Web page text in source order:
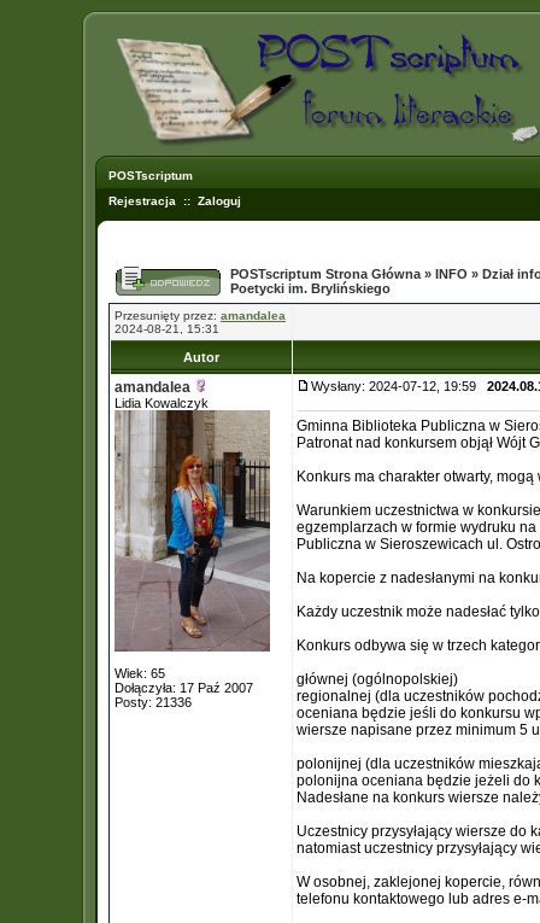
POSTscriptum
Rejestracja :: Zaloguj
POSTscriptum Strona Główna » INFO » Dział
Poetycki im. Brylińskiego
Przesunięty przez: amandalea
2024-08-21, 15:31
Autor
amandalea
Lidia Kowalczyk
Wiek: 65
Dołączyła: 17 Paź 2007
Posty: 21336
Wysłany: 2024-07-12, 19:59
Gminna Biblioteka Publiczna w
Patronat nad konkursem objął Wójt
Konkurs ma charakter otwarty,
Warunkiem uczestnictwa w
egzemplarzach w formie wydruku
Publiczna w Sieroszewicach ul.
Na kopercie z nadesłanymi na
Każdy uczestnik może nadesłać
Konkurs odbywa się w trzech
głównej (ogólnopolskiej)
regionalnej (dla uczestników
oceniana będzie jeśli do konkursu
wiersze napisane przez minimum 5
polonijnej (dla uczestników
polonijna oceniana będzie jeżeli do
Nadesłane na konkurs wiersze
Uczestnicy przysyłający wiersze do
natomiast uczestnicy przysyłający
W osobnej, zaklejonej kopercie,
telefonu kontaktowego lub adres e-